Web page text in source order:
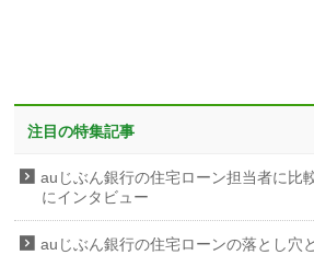
注目の特集記事
auじぶん銀行の住宅ローン担当者に比
にインタビュー
auじぶん銀行の住宅ローンの落とし穴